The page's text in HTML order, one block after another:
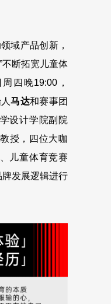
域产品创新，
不断拓宽儿童体
四晚19:00，
马达和赛事团
设计学院副院
授，四位大咖
儿童体育竞赛
发展逻辑进行